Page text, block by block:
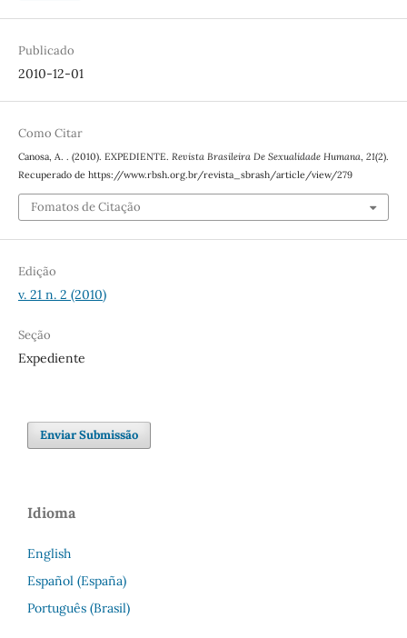
Publicado
2010-12-01
Como Citar
Canosa, A. . (2010). EXPEDIENTE. Revista Brasileira De Sexualidade Humana,21(2).
Recuperado de https://www.rbsh.org.br/revista_sbrash/article/view/279
Fomatos de Citação
Edição
v. 21 n. 2 (2010)
Seção
Expediente
Enviar Submissão
Idioma
English
Español (España)
Português (Brasil)